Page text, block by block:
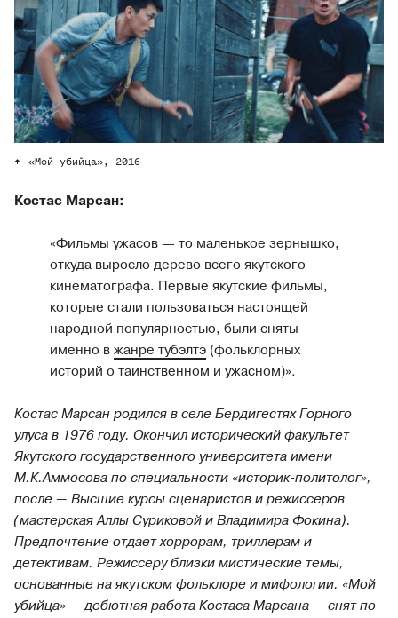
«Мой убийца», 2016
Костас Марсан:
«Фильмы ужасов — то маленькое зернышко,
откуда выросло дерево всего якутского
кинематографа. Первые якутские фильмы,
которые стали пользоваться настоящей
народной популярностью, были сняты
именно вжанре тубэлтэ (фольклорных
историй о таинственном и ужасном)».
Костас Марсан родился в селе Бердигестях Горного
улуса в 1976 году. Окончил исторический факультет
Якутского государственного университета имени
М.К.Аммосова по специальности «историк-политолог»,
после — Высшие курсы сценаристов и режиссеров
(мастерская Аллы Суриковой и Владимира Фокина).
Предпочтение отдает хоррорам, триллерам и
детективам. Режиссеру близки мистические темы,
основанные на якутском фольклоре и мифологии. «Мой
убийца» — дебютная работа Костаса Марсана — снят по